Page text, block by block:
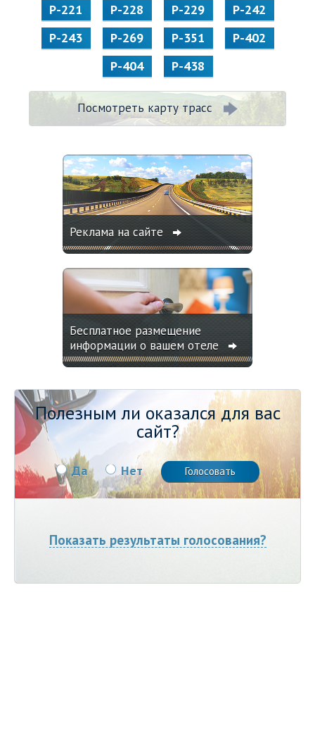
Р-221
Р-228 Р-229
Р-242
Р-243
Р-269 Р-351
Р-402
Р-404
Р-438
Посмотреть карту трасс
Реклама на сайте
Бесплатное размещение
информации о вашем отеле
Полезным ли оказался для вас
сайт?
Да Нет
Показать результаты голосования?